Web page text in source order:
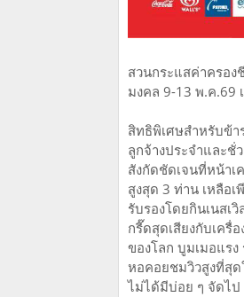
สวนกระแสค่าครอง
มงคล 9-13 พ.ค.69
สิทธิพิเศษสำหรับข้า
ลูกจ้างประจำและชั่
สังกัดชัดเจนที่หน้า
สูงสุด 3 ท่าน เหลือ
รับรองโดยกินเนสเ
กรี๊ดสุดเสียงกับเครื่
ของโลก บูมเมอแร
หอคอยชมวิวสูงที่สุด
ไม่ได้มีบ่อย ๆ จัดไ